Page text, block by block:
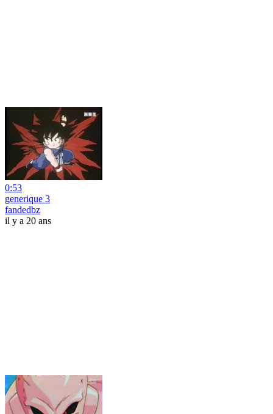
0:53
generique 3
fandedbz
il y a 20 ans